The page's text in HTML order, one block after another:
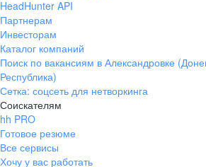
HeadHunter API
Партнерам
Инвесторам
Каталог компаний
Поиск по вакансиям в Александровке
Республика)
Сетка: соцсеть для нетворкинга
Соискателям
hh PRO
Готовое резюме
Все сервисы
Хочу у вас работать